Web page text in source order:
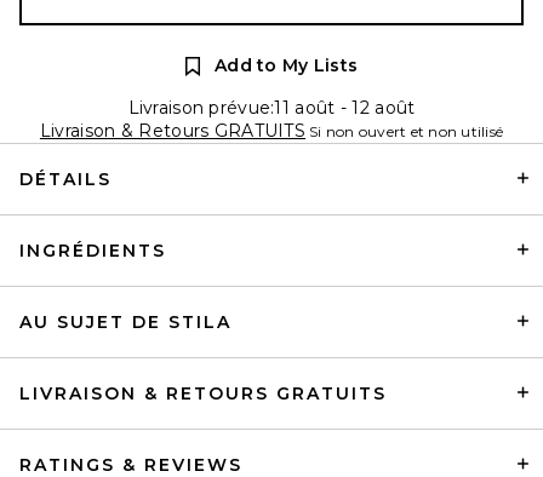
Add to My Lists
Livraison prévue:11 août - 12 août
Livraison & Retours GRATUITS Si non ouvert et non utilisé
DÉTAILS
INGRÉDIENTS
AU SUJET DE STILA
LIVRAISON & RETOURS GRATUITS
RATINGS & REVIEWS